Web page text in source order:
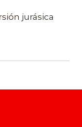
jurásica